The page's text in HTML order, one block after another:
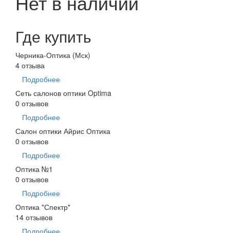
Где купить
Черника-Оптика (Мск)
4 отзыва
Подробнее
Сеть салонов оптики Optima
0 отзывов
Подробнее
Салон оптики Айрис Оптика
0 отзывов
Подробнее
Оптика №1
0 отзывов
Подробнее
Оптика "Спектр"
14 отзывов
Подробнее